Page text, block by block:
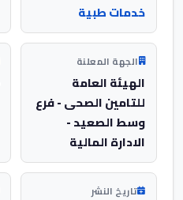
خدمات طبية
الجهة المعلنة
الهيئة العامة
للتامين الصحى - فرع
وسط الصعيد -
الادارة المالية
تاريخ النشر